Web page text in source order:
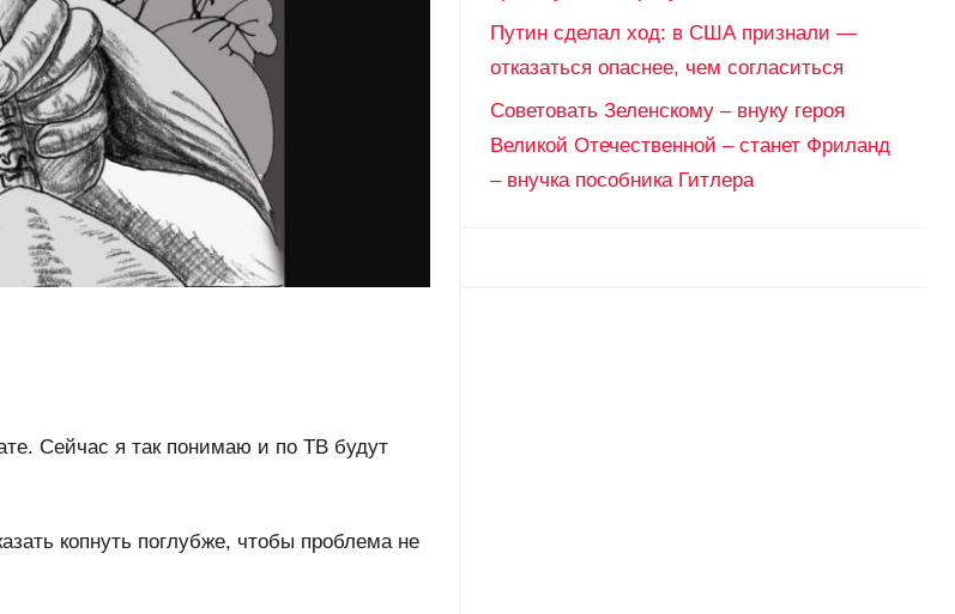
Сейчас я так понимаю и по ТВ будут
копнуть поглубже, чтобы проблема не
Путин сделал ход: в США признали —
отказаться опаснее, чем согласиться
Советовать Зеленскому – внуку героя
Великой Отечественной – станет Фриланд
– внучка пособника Гитлера